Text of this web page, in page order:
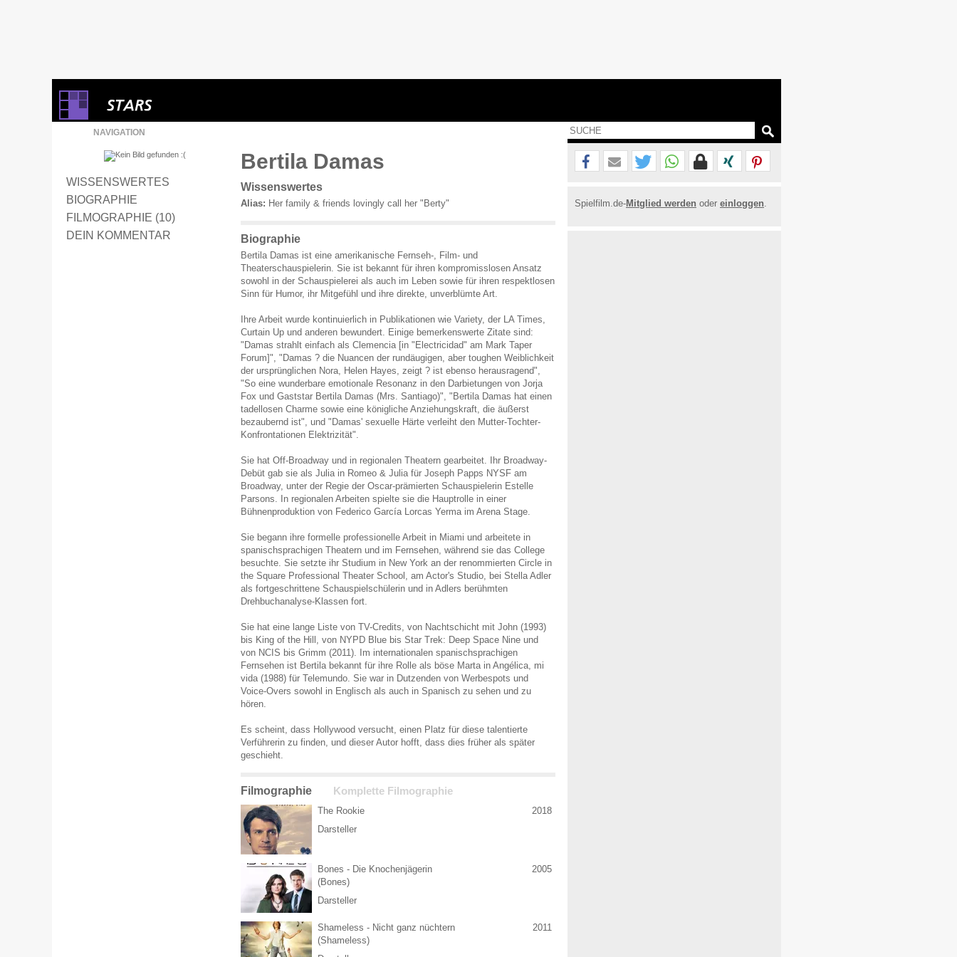
NAVIGATION
WISSENSWERTES
BIOGRAPHIE
FILMOGRAPHIE (10)
DEIN KOMMENTAR
Bertila Damas
Wissenswertes
Alias: Her family & friends lovingly call her "Berty"
Biographie
Bertila Damas ist eine amerikanische Fernseh-, Film- und
Theaterschauspielerin. Sie ist bekannt für ihren kompromisslosen Ansatz
sowohl in der Schauspielerei als auch im Leben sowie für ihren respektlosen
Sinn für Humor, ihr Mitgefühl und ihre direkte, unverblümte Art.
Ihre Arbeit wurde kontinuierlich in Publikationen wie Variety, der LA Times,
Curtain Up und anderen bewundert. Einige bemerkenswerte Zitate sind:
"Damas strahlt einfach als Clemencia [in "Electricidad" am Mark Taper
Forum]", "Damas ? die Nuancen der rundäugigen, aber toughen Weiblichkeit
der ursprünglichen Nora, Helen Hayes, zeigt ? ist ebenso herausragend",
"So eine wunderbare emotionale Resonanz in den Darbietungen von Jorja
Fox und Gaststar Bertila Damas (Mrs. Santiago)", "Bertila Damas hat einen
tadellosen Charme sowie eine königliche Anziehungskraft, die äußerst
bezaubernd ist", und "Damas' sexuelle Härte verleiht den Mutter-Tochter-
Konfrontationen Elektrizität".
Sie hat Off-Broadway und in regionalen Theatern gearbeitet. Ihr Broadway-
Debüt gab sie als Julia in Romeo & Julia für Joseph Papps NYSF am
Broadway, unter der Regie der Oscar-prämierten Schauspielerin Estelle
Parsons. In regionalen Arbeiten spielte sie die Hauptrolle in einer
Bühnenproduktion von Federico García Lorcas Yerma im Arena Stage.
Sie begann ihre formelle professionelle Arbeit in Miami und arbeitete in
spanischsprachigen Theatern und im Fernsehen, während sie das College
besuchte. Sie setzte ihr Studium in New York an der renommierten Circle in
the Square Professional Theater School, am Actor's Studio, bei Stella Adler
als fortgeschrittene Schauspielschülerin und in Adlers berühmten
Drehbuchanalyse-Klassen fort.
Sie hat eine lange Liste von TV-Credits, von Nachtschicht mit John (1993)
bis King of the Hill, von NYPD Blue bis Star Trek: Deep Space Nine und
von NCIS bis Grimm (2011). Im internationalen spanischsprachigen
Fernsehen ist Bertila bekannt für ihre Rolle als böse Marta in Angélica, mi
vida (1988) für Telemundo. Sie war in Dutzenden von Werbespots und
Voice-Overs sowohl in Englisch als auch in Spanisch zu sehen und zu
hören.
Es scheint, dass Hollywood versucht, einen Platz für diese talentierte
Verführerin zu finden, und dieser Autor hofft, dass dies früher als später
geschieht.
Filmographie Komplette Filmographie
The Rookie
Darsteller
2018
Bones - Die Knochenjägerin
(Bones)
Darsteller
2005
Shameless - Nicht ganz nüchtern
(Shameless)
2011
Spielfilm.de-Mitglied werden oder einloggen.